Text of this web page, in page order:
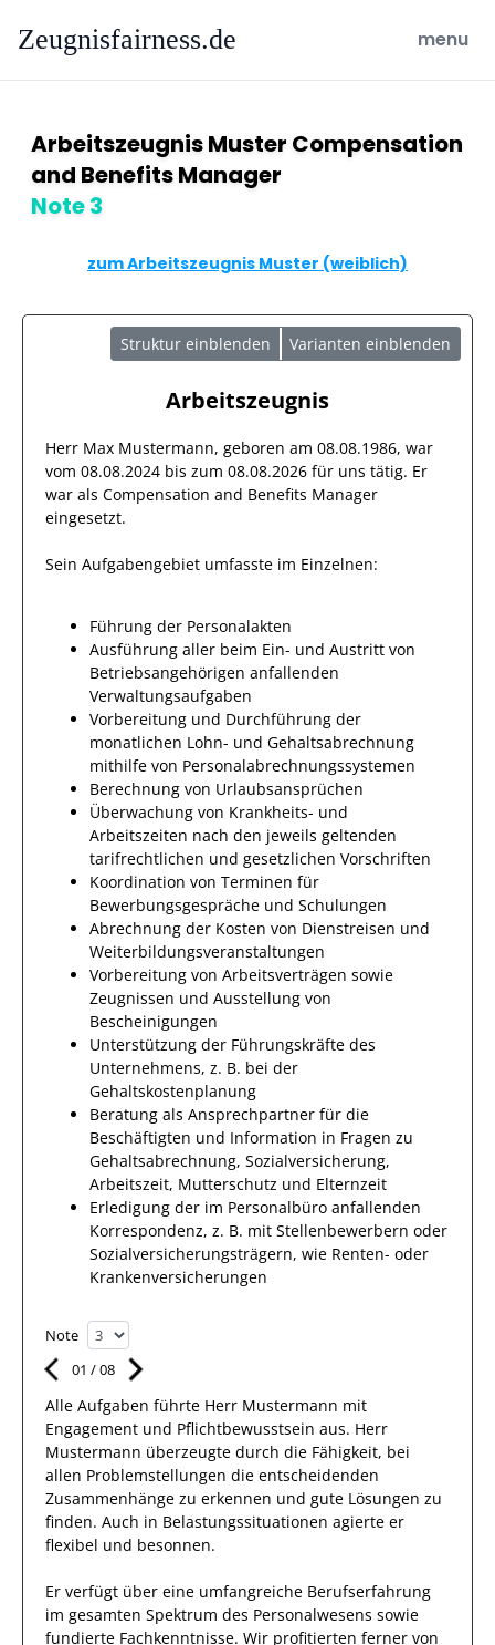
Zeugnisfairness.de open
menu
Arbeitszeugnis Muster Compensation
and Benefits Manager
Note 3
zum Arbeitszeugnis Muster (weiblich)
Struktur einblenden Varianten einblenden
Arbeitszeugnis
Herr Max Mustermann, geboren am 08.08.1986, war
vom 08.08.2024 bis zum 08.08.2026 für uns tätig. Er
war als Compensation and Benefits Manager
eingesetzt.
Sein Aufgabengebiet umfasste im Einzelnen:
Führung der Personalakten
Ausführung aller beim Ein- und Austritt von
Betriebsangehörigen anfallenden
Verwaltungsaufgaben
Vorbereitung und Durchführung der
monatlichen Lohn- und Gehaltsabrechnung
mithilfe von Personalabrechnungssystemen
Berechnung von Urlaubsansprüchen
Überwachung von Krankheits- und
Arbeitszeiten nach den jeweils geltenden
tarifrechtlichen und gesetzlichen Vorschriften
Koordination von Terminen für
Bewerbungsgespräche und Schulungen
Abrechnung der Kosten von Dienstreisen und
Weiterbildungsveranstaltungen
Vorbereitung von Arbeitsverträgen sowie
Zeugnissen und Ausstellung von
Bescheinigungen
Unterstützung der Führungskräfte des
Unternehmens, z. B. bei der
Gehaltskostenplanung
Beratung als Ansprechpartner für die
Beschäftigten und Information in Fragen zu
Gehaltsabrechnung, Sozialversicherung,
Arbeitszeit, Mutterschutz und Elternzeit
Erledigung der im Personalbüro anfallenden
Korrespondenz, z. B. mit Stellenbewerbern oder
Sozialversicherungsträgern, wie Renten- oder
Krankenversicherungen
Note
01 /08
Alle Aufgaben führte Herr Mustermann mit
Engagement und Pflichtbewusstsein aus. Herr
Mustermann überzeugte durch die Fähigkeit, bei
allen Problemstellungen die entscheidenden
Zusammenhänge zu erkennen und gute Lösungen zu
finden. Auch in Belastungssituationen agierte er
flexibel und besonnen.
Er verfügt über eine umfangreiche Berufserfahrung
im gesamten Spektrum des Personalwesens sowie
fundierte Fachkenntnisse. Wir profitierten ferner von